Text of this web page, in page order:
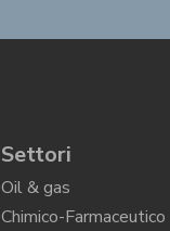
Settori
Oil & gas
Chimico-Farmaceutico